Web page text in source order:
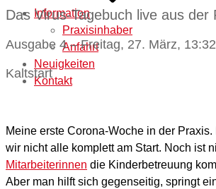
Information
Praxisinhaber
Anfahrt
Neuigkeiten
Kontakt
Das Virus-Tagebuch live aus der
Ausgabe 4 – Freitag, 27. März,
Kaltstart
Meine erste Corona-Woche in der
wir nicht alle komplett am Start. Noch ist
Mitarbeiterinnen die Kinderbetreuung
Aber man hilft sich gegenseitig, springt